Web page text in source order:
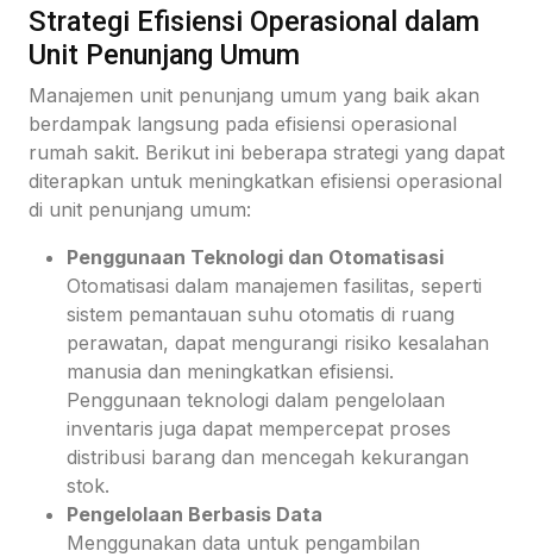
Strategi Efisiensi Operasional dalam
Unit Penunjang Umum
Manajemen unit penunjang umum yang baik akan
berdampak langsung pada efisiensi operasional
rumah sakit. Berikut ini beberapa strategi yang dapat
diterapkan untuk meningkatkan efisiensi operasional
di unit penunjang umum:
Penggunaan Teknologi dan Otomatisasi
Otomatisasi dalam manajemen fasilitas, seperti
sistem pemantauan suhu otomatis di ruang
perawatan, dapat mengurangi risiko kesalahan
manusia dan meningkatkan efisiensi.
Penggunaan teknologi dalam pengelolaan
inventaris juga dapat mempercepat proses
distribusi barang dan mencegah kekurangan
stok.
Pengelolaan Berbasis Data
Menggunakan data untuk pengambilan